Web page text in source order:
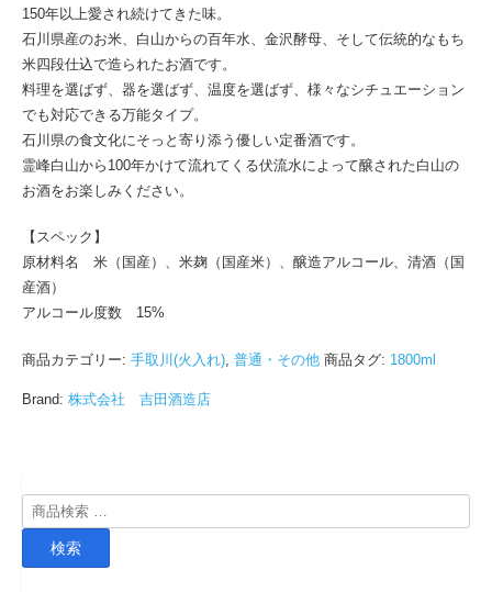
150年以上愛され続けてきた味。
石川県産のお米、白山からの百年水、金沢酵母、そして伝統的なもち
米四段仕込で造られたお酒です。
料理を選ばず、器を選ばず、温度を選ばず、様々なシチュエーション
でも対応できる万能タイプ。
石川県の食文化にそっと寄り添う優しい定番酒です。
霊峰白山から100年かけて流れてくる伏流水によって醸された白山の
お酒をお楽しみください。
【スペック】
原材料名 米（国産）、米麹（国産米）、醸造アルコール、清酒（国
産酒）
アルコール度数 15%
商品カテゴリー: 手取川(火入れ) 普通・その他 商品タグ: 1800ml
Brand: 株式会社 吉田酒造店
検
索
検索